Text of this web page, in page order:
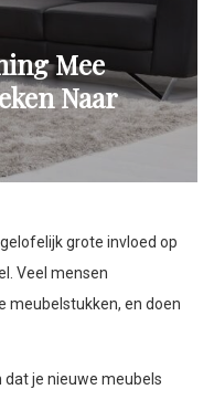
Mee
Naar
grote invloed op
Veel mensen
meubelstukken, en doen
je nieuwe meubels